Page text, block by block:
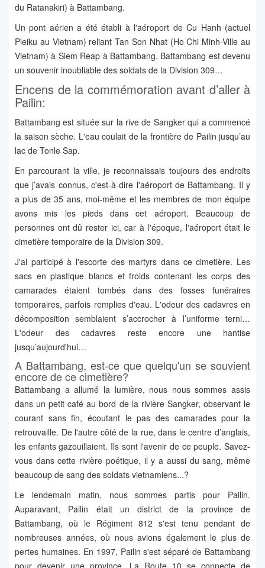
du Ratanakiri) à Battambang.
Un pont aérien a été établi à l'aéroport de Cu Hanh (actuel
Pleiku au Vietnam) reliant Tan Son Nhat (Ho Chi Minh-Ville au
Vietnam) à Siem Reap à Battambang. Battambang est devenu
un souvenir inoubliable des soldats de la Division 309…
Encens de la commémoration avant d’aller à
Pailin:
Battambang est située sur la rive de Sangker qui a commencé
la saison sèche. L'eau coulait de la frontière de Pailin jusqu’au
lac de Tonle Sap.
En parcourant la ville, je reconnaissais toujours des endroits
que j’avais connus, c'est-à-dire l'aéroport de Battambang. Il y
a plus de 35 ans, moi-même et les membres de mon équipe
avons mis les pieds dans cet aéroport. Beaucoup de
personnes ont dû rester ici, car à l'époque, l'aéroport était le
cimetière temporaire de la Division 309.
J'ai participé à l'escorte des martyrs dans ce cimetière. Les
sacs en plastique blancs et froids contenant les corps des
camarades étaient tombés dans des fosses funéraires
temporaires, parfois remplies d'eau. L'odeur des cadavres en
décomposition semblaient s’accrocher à l’uniforme terni…
L'odeur des cadavres reste encore une hantise
jusqu’aujourd'hui…
A Battambang, est-ce que quelqu'un se souvient
encore de ce cimetière?
Battambang a allumé la lumière, nous nous sommes assis
dans un petit café au bord de la rivière Sangker, observant le
courant sans fin, écoutant le pas des camarades pour la
retrouvaille. De l'autre côté de la rue, dans le centre d’anglais,
les enfants gazouillaient. Ils sont l'avenir de ce peuple. Savez-
vous dans cette rivière poétique, il y a aussi du sang, même
beaucoup de sang des soldats vietnamiens...?
Le lendemain matin, nous sommes partis pour Pailin.
Auparavant, Pailin était un district de la province de
Battambang, où le Régiment 812 s'est tenu pendant de
nombreuses années, où nous avions également le plus de
pertes humaines. En 1997, Pailin s'est séparé de Battambang